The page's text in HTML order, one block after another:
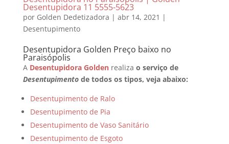
Desentupidora 11 5555-5623
por Golden Dedetizadora | abr 14, 2021 |
Desentupimento
Desentupidora Golden Preço baixo no
Paraisópolis
A Desentupidora Golden realiza o serviço de
Desentupimentode todos os tipos, veja abaixo:
Desentupimento de Ralo
Desentupimento de Pia
Desentupimento de Vaso Sanitário
Desentupimento de Esgoto